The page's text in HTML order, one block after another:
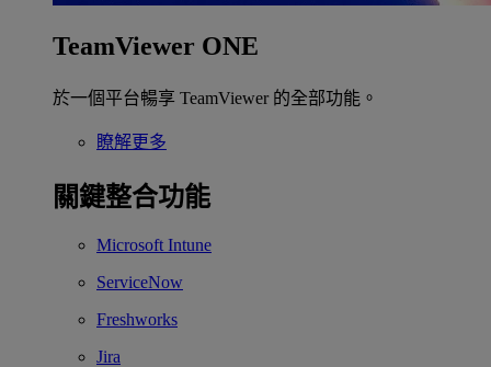
TeamViewer ONE
於一個平台暢享 TeamViewer 的全部功能。
瞭解更多
關鍵整合功能
Microsoft Intune
ServiceNow
Freshworks
Jira